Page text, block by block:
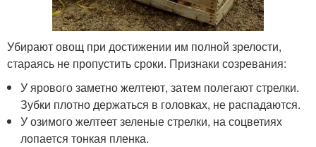
Убирают овощ при достижении им полной зрелости,
стараясь не пропустить сроки. Признаки созревания:
У ярового заметно желтеют, затем полегают стрелки.
Зубки плотно держаться в головках, не распадаются.
У озимого желтеет зеленые стрелки, на соцветиях
лопается тонкая пленка.